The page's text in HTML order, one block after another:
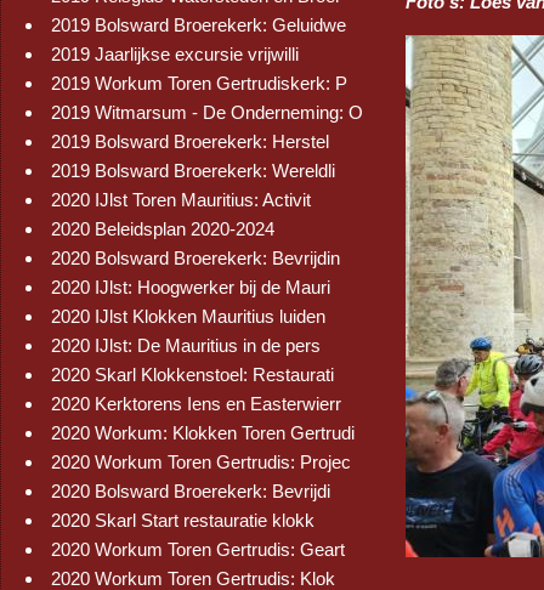
2019 Bolsward Broerekerk: Geluidwe
2019 Jaarlijkse excursie vrijwilli
2019 Workum Toren Gertrudiskerk: P
2019 Witmarsum - De Onderneming: O
2019 Bolsward Broerekerk: Herstel
2019 Bolsward Broerekerk: Wereldli
2020 IJlst Toren Mauritius: Activit
2020 Beleidsplan 2020-2024
2020 Bolsward Broerekerk: Bevrijdin
2020 IJlst: Hoogwerker bij de Mauri
2020 IJlst Klokken Mauritius luiden
2020 IJlst: De Mauritius in de pers
2020 Skarl Klokkenstoel: Restaurati
2020 Kerktorens Iens en Easterwierr
2020 Workum: Klokken Toren Gertrudi
2020 Workum Toren Gertrudis: Projec
2020 Bolsward Broerekerk: Bevrijdi
2020 Skarl Start restauratie klokk
2020 Workum Toren Gertrudis: Geart
2020 Workum Toren Gertrudis: Klok